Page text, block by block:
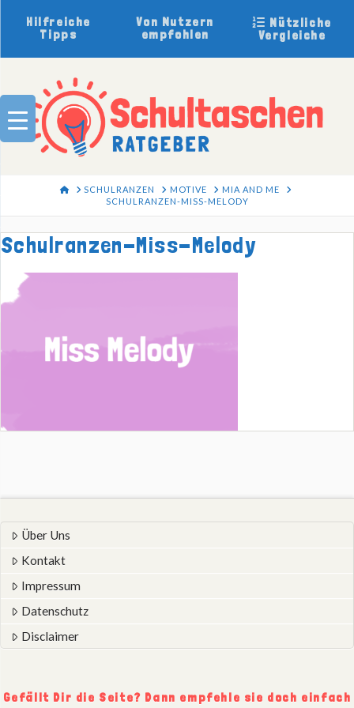
Hilfreiche
Tipps
Von Nutzern
empfohlen
Nützliche
Vergleiche
HOMESCHULRANZEN MOTIVE
MIA AND ME
SCHULRANZEN-MISS-MELODY
Schulranzen-Miss-Melody
Über Uns
Kontakt
Impressum
Datenschutz
Disclaimer
Gefällt Dir die Seite? Dann empfehle sie doch einfach